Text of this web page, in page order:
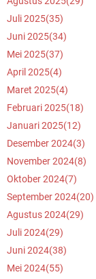
Juli 2025(35)
Juni 2025(34)
Mei 2025(37)
April 2025(4)
Maret 2025(4)
Februari 2025(18)
Januari 2025(12)
Desember 2024(3)
November 2024(8)
Oktober 2024(7)
September 2024(20)
Agustus 2024(29)
Juli 2024(29)
Juni 2024(38)
Mei 2024(55)